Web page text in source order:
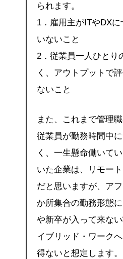
られます。
1．雇用主がITやDX
いないこと
2．従業員一人ひとり
く、アウトプットで
ないこと
また、これまで管理
従業員が勤務時間中
く、一生懸命働いて
いた企業は、リモー
だと思いますが、ア
か所集合の勤務形態
や新卒が入って来な
イブリッド・ワーク
得ないと想定します